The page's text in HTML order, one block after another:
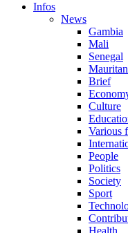
Infos
News
Gambia
Mali
Senegal
Brief
Culture
Various
People
Politics
Society
Sport